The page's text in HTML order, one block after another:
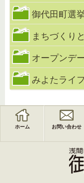
御代田町選
まちづくり
オープンデ
みよたライフ
ホーム お問い合わせ